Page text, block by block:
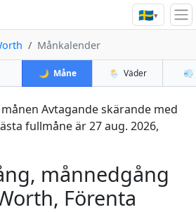
🇸🇪▾
Månkalender
🌙 Måne 🌦️ Väder 💨
månnedgång
Förenta
Avtagande skärande med
fullmåne är 27 aug. 2026,